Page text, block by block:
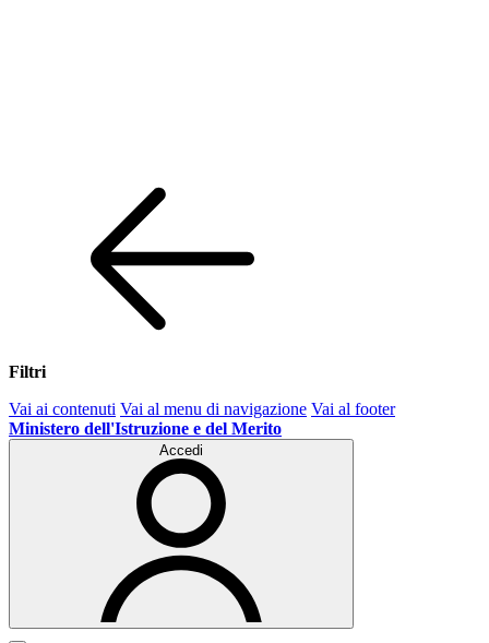
Filtri
Vai ai contenuti Vai al menu di navigazione Vai al footer
Ministero dell'Istruzione e del Merito
Accedi